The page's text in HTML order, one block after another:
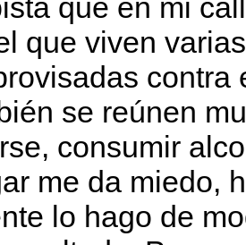
que en mi
que viven
contra
se reúnen
consumir
me da miedo,
lo hago de